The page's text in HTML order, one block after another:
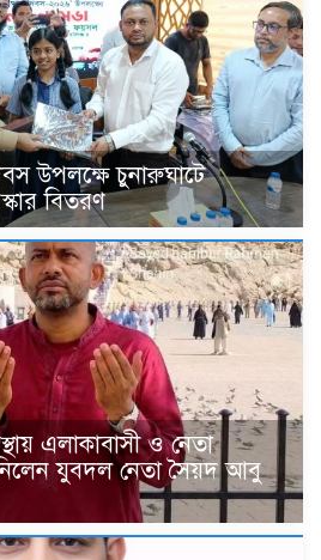
উপলক্ষে চুনারুঘাটে
বিতরণ
এলাকাবাসী ও নেতা
যুবদল নেতা সৈয়দ আবু